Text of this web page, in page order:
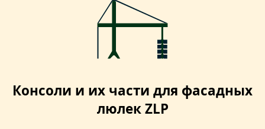
Консоли и их части для фасадных
люлек ZLP